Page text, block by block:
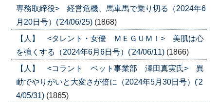
専務取締役> 経営危機、馬車馬で乗り切る（2024年6
月20日号）('24/06/25) (1868)
【人】 <タレント・女優 ＭＥＧＵＭＩ> 美肌は心
を強くする（2024年6月6日号）('24/06/11) (1866)
【人】 <コラント ペット事業部 澤田真実氏> 異
動でやりがいと大変さが倍に（2024年5月30日号）('2
4/05/31) (1865)